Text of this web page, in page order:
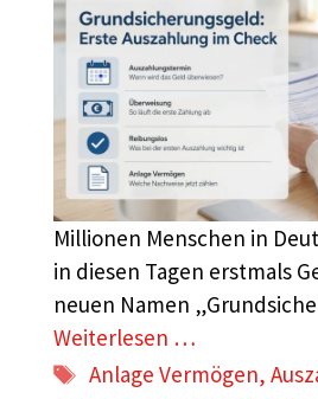
Millionen Menschen in
in diesen Tagen erstmals
neuen Namen
Weiterlesen …
Schlagwörter
Anlage Vermögen,